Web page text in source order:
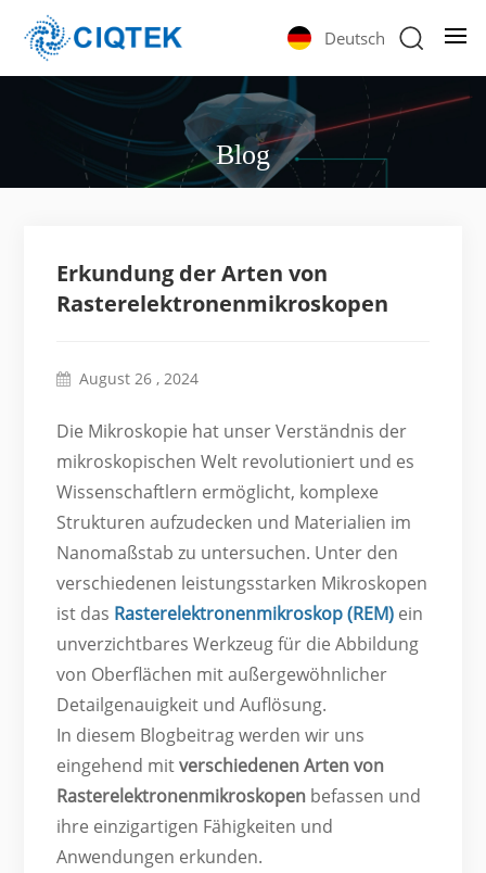
Deutsch
Blog
Erkundung der Arten von
Rasterelektronenmikroskopen
August 26 , 2024
Die Mikroskopie hat unser Verständnis der
mikroskopischen Welt revolutioniert und es
Wissenschaftlern ermöglicht, komplexe
Strukturen aufzudecken und Materialien im
Nanomaßstab zu untersuchen. Unter den
verschiedenen leistungsstarken Mikroskopen
ist das Rasterelektronenmikroskop (REM) ein
unverzichtbares Werkzeug für die Abbildung
von Oberflächen mit außergewöhnlicher
Detailgenauigkeit und Auflösung.
In diesem Blogbeitrag werden wir uns
eingehend mitverschiedenen Arten von
Rasterelektronenmikroskopen befassen und
ihre einzigartigen Fähigkeiten und
Anwendungen erkunden.